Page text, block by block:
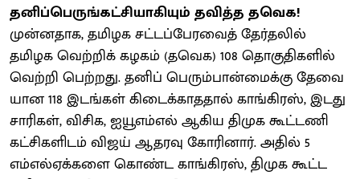
தனிப்பெருங்கட்சியாகியும் தவித்த தவெக!
முன்னதாக, தமிழக சட்​டப்​பேர​வைத் தேர்​தலில்
தமிழக வெற்​றிக் கழகம் ​(தவெக) 108 தொகு​தி​களில்
வெற்​றி பெற்​றது. தனிப் பெரும்பான்​மைக்கு தேவை​
யான 118 இடங்​கள் கிடைக்​காத​தால் காங்கிரஸ், இடது​
சா​ரி​கள், விசிக, ஐயூஎம்​எல் ஆகிய திமுக கூட்டணி
கட்​சிகளிடம் விஜய் ஆதரவு கோரி​னார். அதில் 5
எம்எல்ஏக்​களை கொண்ட காங்​கிரஸ், திமுக கூட்​ட​